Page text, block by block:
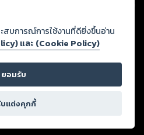
ว็บไซต์และปรากฏว่าละเมิดสิทธิใน
ดต่อกฎหมายและศีลธรรม ดังนั้น ผู้อ่าน
กรองด้วยตนเอง และหากท่านพบว่าส่วน
กรุณาแจ้งมายังบริษัท เพื่อทีมงานจะได้
กขอสงวนลิขสิทธิ์ตามพระราชบัญญัติ
สบการณ์การใช้งานที่ดียิ่งขึ้นอ่าน
และ (Cookie Policy)
ยอมรับ
แต่งคุกกี้